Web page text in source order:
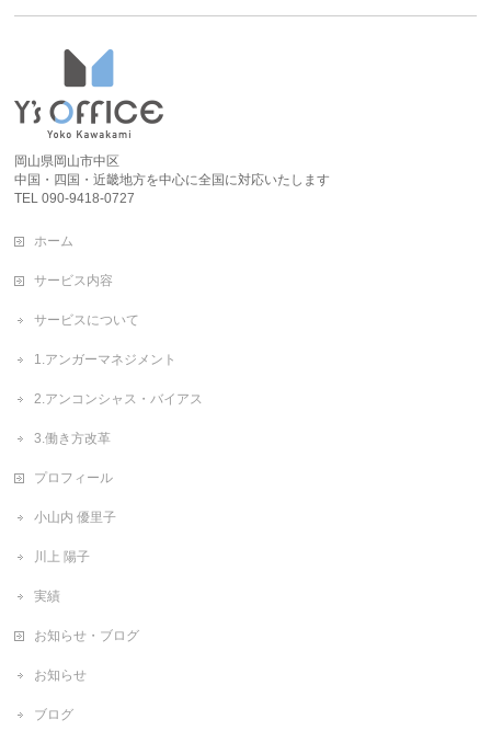
岡山県岡山市中区
中国・四国・近畿地方を中心に全国に対応いたします
TEL 090-9418-0727
ホーム
サービス内容
サービスについて
1.アンガーマネジメント
2.アンコンシャス・バイアス
3.働き方改革
プロフィール
小山内 優里子
川上 陽子
実績
お知らせ・ブログ
お知らせ
ブログ